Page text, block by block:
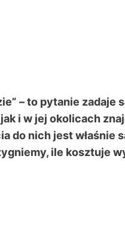
– to pytanie
i w jej okolicach
nich jest właśnie
ile kosztuje